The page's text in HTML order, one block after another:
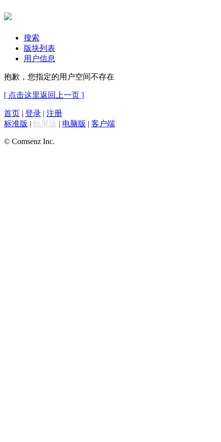
搜索
版块列表
用户信息
抱歉，您指定的用户空间不存在
[ 点击这里返回上一页 ]
首页 | 登录 | 注册
标准版 | 触屏版 | 电脑版 | 客户端
© Comsenz Inc.